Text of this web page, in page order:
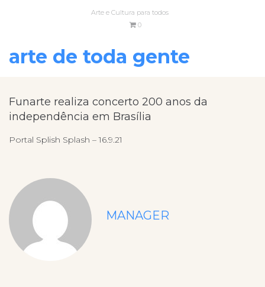
Arte e Cultura para todos
0
arte de toda gente
Funarte realiza concerto 200 anos da
independência em Brasília
Portal Splish Splash – 16.9.21
MANAGER